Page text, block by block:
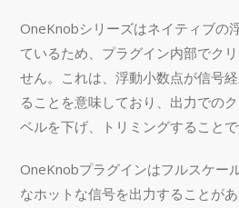
OneKnobシリーズはネイティブの
ているため、プラグイン内部でク
せん。これは、浮動小数点が信号
ることを意味しており、出力での
ベルを下げ、トリミングすることで
OneKnobプラグインはフルスケー
なホットな信号を出力することが